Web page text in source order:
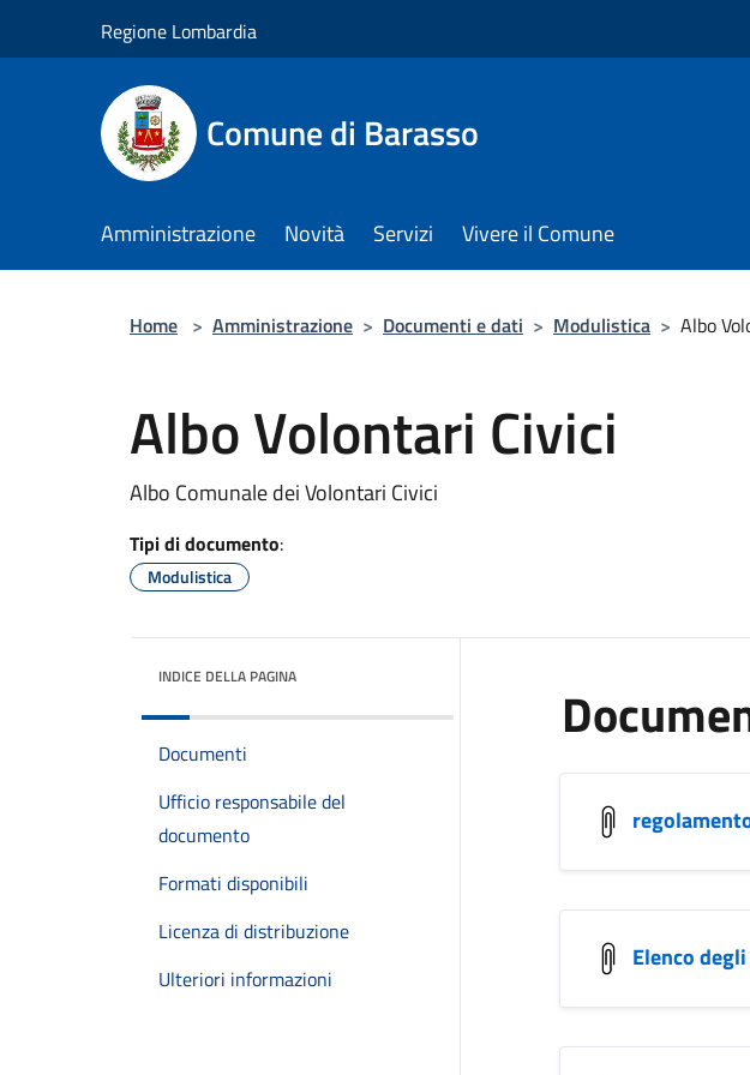
Regione Lombardia
Comune di Barasso
Amministrazione Novità Servizi Vivere il Comune
Home > Amministrazione > Documenti e dati > Modulistica > Albo
Albo Volontari Civici
Albo Comunale dei Volontari Civici
Tipi di documento:
Modulistica
INDICE DELLA PAGINA
Documenti
Ufficio responsabile del
documento
Formati disponibili
Licenza di distribuzione
Ulteriori informazioni
Elenco